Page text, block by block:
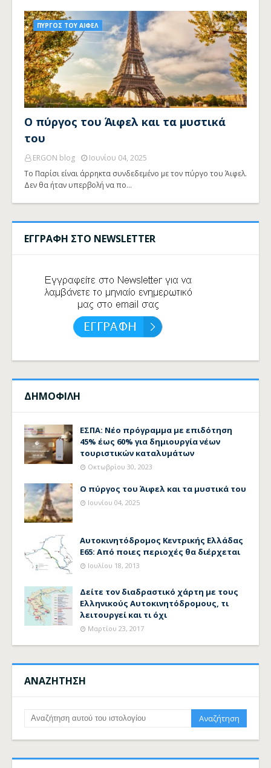
ΠΥΡΓΟΣ ΤΟΥ ΑΙΦΕΛ
Ο πύργος του Άιφελ και τα μυστικά
του
ERGON blog
Ιουνίου 04, 2025
Το Παρίσι είναι άρρηκτα συνδεδεμένο με τον πύργο του Άιφελ.
Δεν θα ήταν υπερβολή να πο…
ΕΓΓΡΑΦΗ ΣΤΟ NEWSLETTER
ΔΗΜΟΦΙΛΗ
ΕΣΠΑ: Νέο πρόγραμμα με επιδότηση
45% έως 60% για δημιουργία νέων
τουριστικών καταλυμάτων
Οκτωβρίου 30, 2023
Ο πύργος του Άιφελ και τα μυστικά του
Ιουνίου 04, 2025
Αυτοκινητόδρομος Κεντρικής Ελλάδας
Ε65: Από ποιες περιοχές θα διέρχεται
Ιουλίου 18, 2013
Δείτε τον διαδραστικό χάρτη με τους
Ελληνικούς Αυτοκινητόδρομους, τι
λειτουργεί και τι όχι
Μαρτίου 23, 2017
ΑΝΑΖΗΤΗΣΗ